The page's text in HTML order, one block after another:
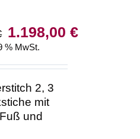
Ursprünglicher
Preis
1.598,00 €
1.198,00€Aktueller
% MwSt.
2, 3
mit
und